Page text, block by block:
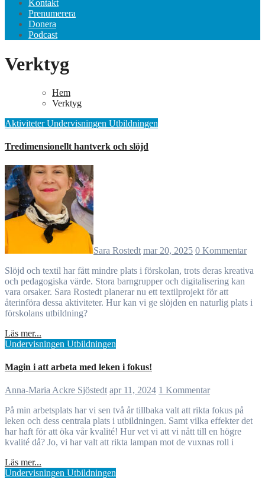
Kontakt
Prenumerera
Donera
Podcast
Verktyg
Hem
Verktyg
AktiviteterUndervisningen Utbildningen
Tredimensionellt hantverk och slöjd
Sara Rostedt mar 20, 2025 0 Kommentar
Slöjd och textil har fått mindre plats i förskolan, trots deras kreativa
och pedagogiska värde. Stora barngrupper och digitalisering kan
vara orsaker. Sara Rostedt planerar nu ett textilprojekt för att
återinföra dessa aktiviteter. Hur kan vi ge slöjden en naturlig plats i
förskolans utbildning?
Läs mer...
Undervisningen Utbildningen
Magin i att arbeta med leken i fokus!
Anna-Maria Ackre Sjöstedt apr 11, 2024 1 Kommentar
På min arbetsplats har vi sen två år tillbaka valt att rikta fokus på
leken och dess centrala plats i utbildningen. Samt vilka effekter det
har haft för att öka vår kvalité! Hur vet vi att vi nått till en högre
kvalité då? Jo, vi har valt att rikta lampan mot de vuxnas roll i
Läs mer...
Undervisningen Utbildningen